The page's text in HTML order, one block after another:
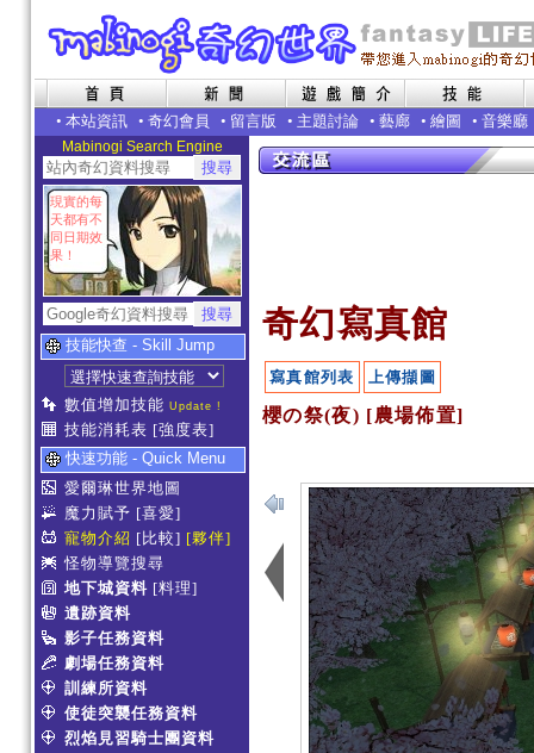
• 本站資訊 • 奇幻會員 • 留言版 • 主題討論 • 藝廊 • 繪圖 • 音樂廳
Mabinogi Search Engine
現實的每
天都有不
同日期效
果！
技能快查 - Skill Jump
數值增加技能 Update !
技能消耗表 [強度表]
快速功能 - Quick Menu
愛爾琳世界地圖
魔力賦予 [喜愛]
寵物介紹 [比較] [夥伴]
怪物導覽搜尋
地下城資料 [料理]
遺跡資料
影子任務資料
劇場任務資料
訓練所資料
使徒突襲任務資料
烈焰見習騎士團資料
奇幻寫真館
寫真館列表 上傳擷圖
櫻の祭(夜) [農場佈置]